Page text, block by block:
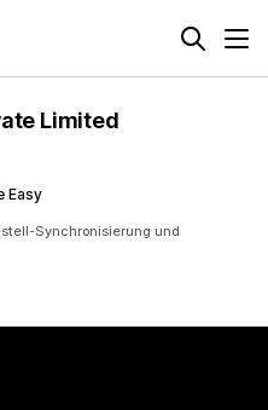
Limited
Easy
Synchronisierung und